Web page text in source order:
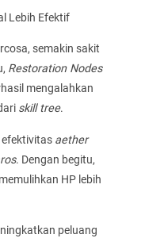
Lebih Efektif
semakin sakit
Restoration Nodes
mengalahkan
skill tree.
aether
. Dengan begitu,
HP lebih
peluang